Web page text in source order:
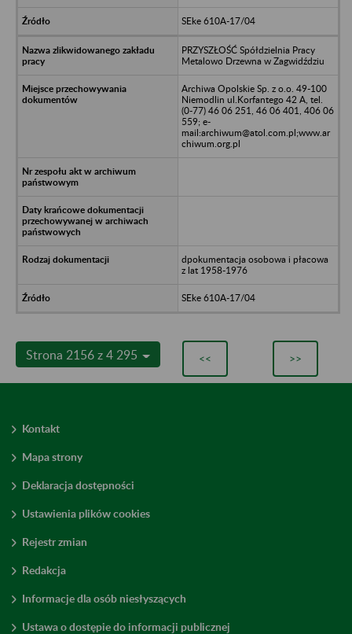
SEke 610A-17/04
PRZYSZŁOŚĆ Spółdzielnia Pracy
Metalowo Drzewna w Zagwidździu
Archiwa Opolskie Sp. z o.o. 49-100
Niemodlin ul.Korfantego 42 A, tel.
(0-77) 46 06 251, 46 06 401, 406 06
559; e-
mail:archiwum@atol.com.pl;www.ar
chiwum.org.pl
dpokumentacja osobowa i płacowa
z lat 1958-1976
SEke 610A-17/04
Strona 2156 z 4 295 << >>
Kontakt
Mapa strony
Deklaracja dostępności
Ustawienia plików cookies
Rejestr zmian
Redakcja
Informacje dla osób niesłyszących
Ustawa o dostępie do informacji publicznej